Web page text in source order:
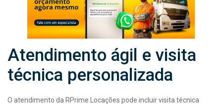
Atendimento ágil e visita
técnica personalizada
O atendimento da RPrime Locações pode incluir visita técnica